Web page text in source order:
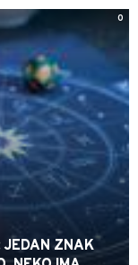
0
JEDAN ZNAK